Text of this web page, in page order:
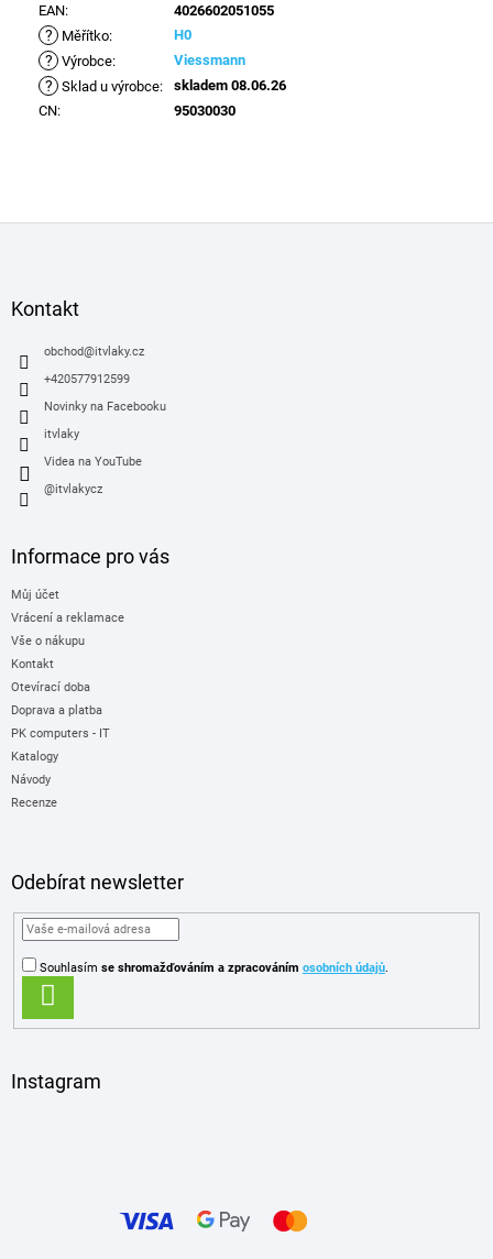
EAN: 4026602051055
? Měřítko: H0
? Výrobce: Viessmann
? Sklad u výrobce:
skladem 08.06.26
CN: 95030030
Kontakt
obchod@itvlaky.cz
+420577912599
Novinky na Facebooku
itvlaky
Videa na YouTube
@itvlakycz
Informace pro vás
Můj účet
Vrácení a reklamace
Vše o nákupu
Kontakt
Otevírací doba
Doprava a platba
PK computers - IT
Katalogy
Návody
Recenze
Odebírat newsletter
Souhlasím se shromažďováním a zpracováním osobních údajů.
SE
Instagram